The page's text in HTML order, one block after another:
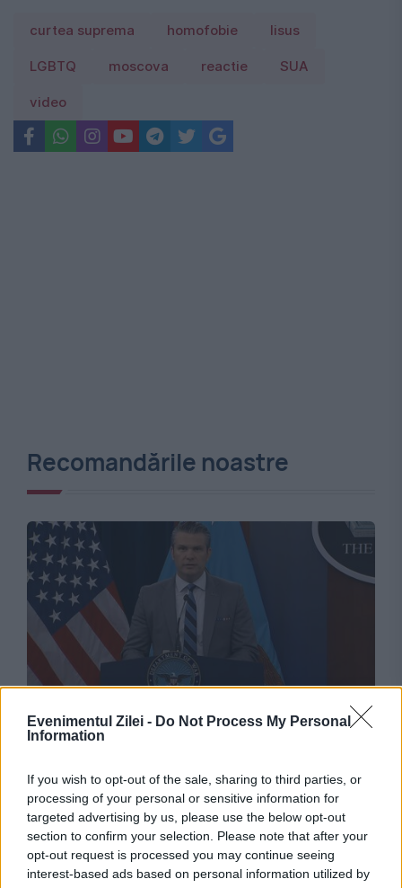
Evenimentul Zilei - Do Not Process My Personal
Information
If you wish to opt-out of the sale, sharing to third parties, or
processing of your personal or sensitive information for
targeted advertising by us, please use the below opt-out
section to confirm your selection. Please note that after your
opt-out request is processed you may continue seeing
interest-based ads based on personal information utilized by
curtea suprema homofobie Iisus
LGBTQ moscova reactie SUA
video
Recomandările noastre
Trump respinge informațiile despre Pete
Hegseth: Sunt zvonuri false